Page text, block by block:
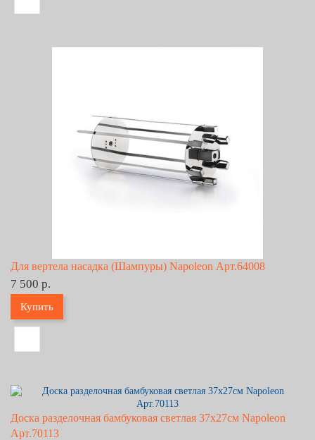
Для вертела насадка (Шампуры) Napoleon Арт.64008
7 500 р.
Купить
Доска разделочная бамбуковая светлая 37х27см Napoleon
Арт.70113